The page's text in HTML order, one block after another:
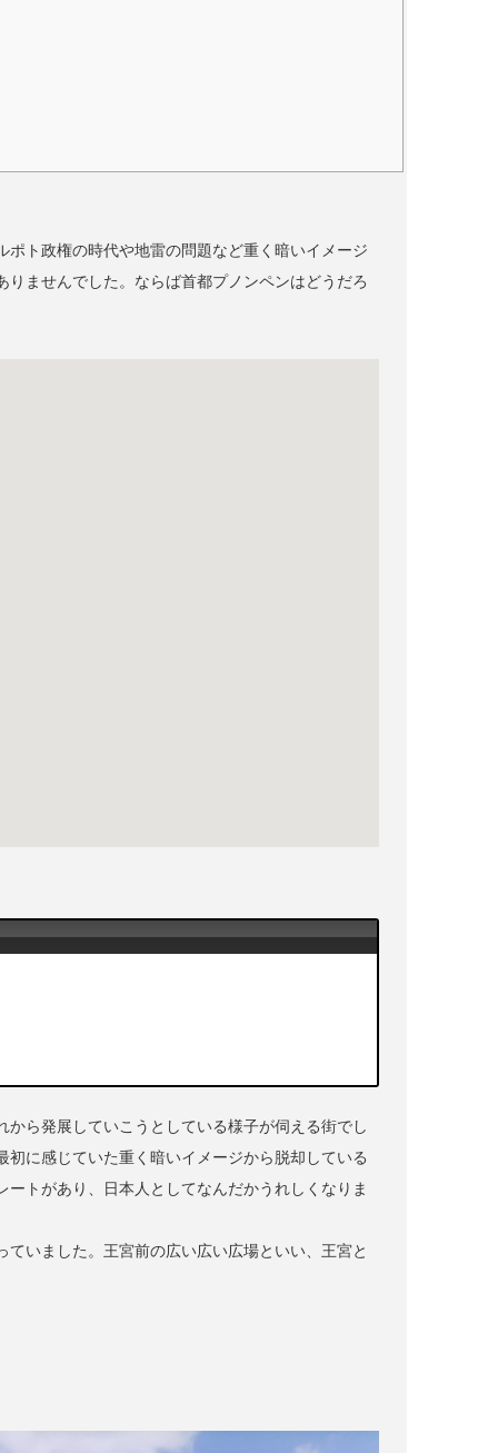
ト政権の時代や地雷の問題など重く暗いイメージ
ませんでした。ならば首都プノンペンはどうだろ
ら発展していこうとしている様子が伺える街でし
に感じていた重く暗いイメージから脱却している
トがあり、日本人としてなんだかうれしくなりま
いました。王宮前の広い広い広場といい、王宮と